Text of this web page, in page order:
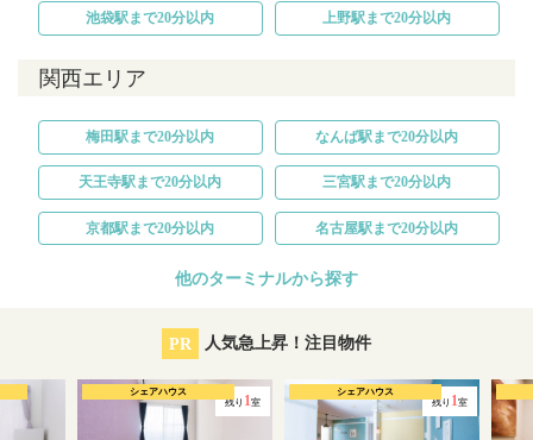
池袋駅まで20分以内 上野駅まで20分以内
関西エリア
梅田駅まで20分以内 なんば駅まで20分以内
天王寺駅まで20分以内 三宮駅まで20分以内
京都駅まで20分以内 名古屋駅まで20分以内
他のターミナルから探す
PR 人気急上昇！注目物件
残り 1室
シェアハウス
残り 1室
シェアハウス